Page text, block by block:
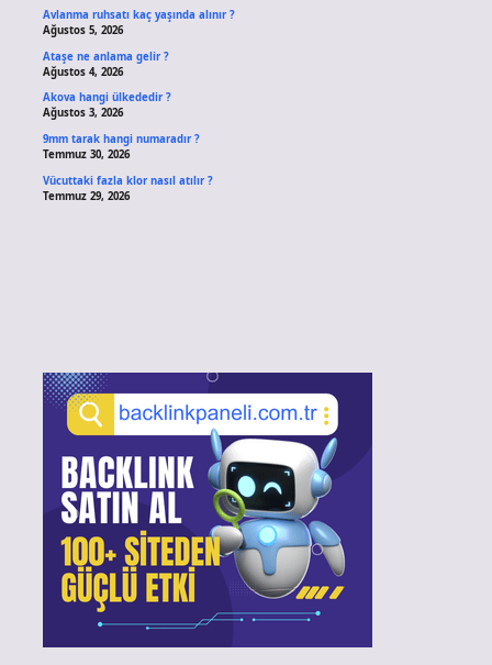
Avlanma ruhsatı kaç yaşında alınır ?
Ağustos 5, 2026
Ataşe ne anlama gelir ?
Ağustos 4, 2026
Akova hangi ülkededir ?
Ağustos 3, 2026
9mm tarak hangi numaradır ?
Temmuz 30, 2026
Vücuttaki fazla klor nasıl atılır ?
Temmuz 29, 2026